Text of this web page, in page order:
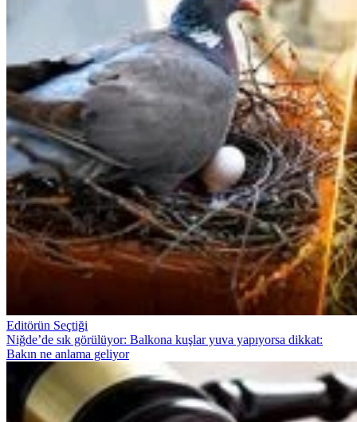
Editörün Seçtiği
Niğde’de sık görülüyor: Balkona kuşlar yuva yapıyorsa dikkat:
Bakın ne anlama geliyor